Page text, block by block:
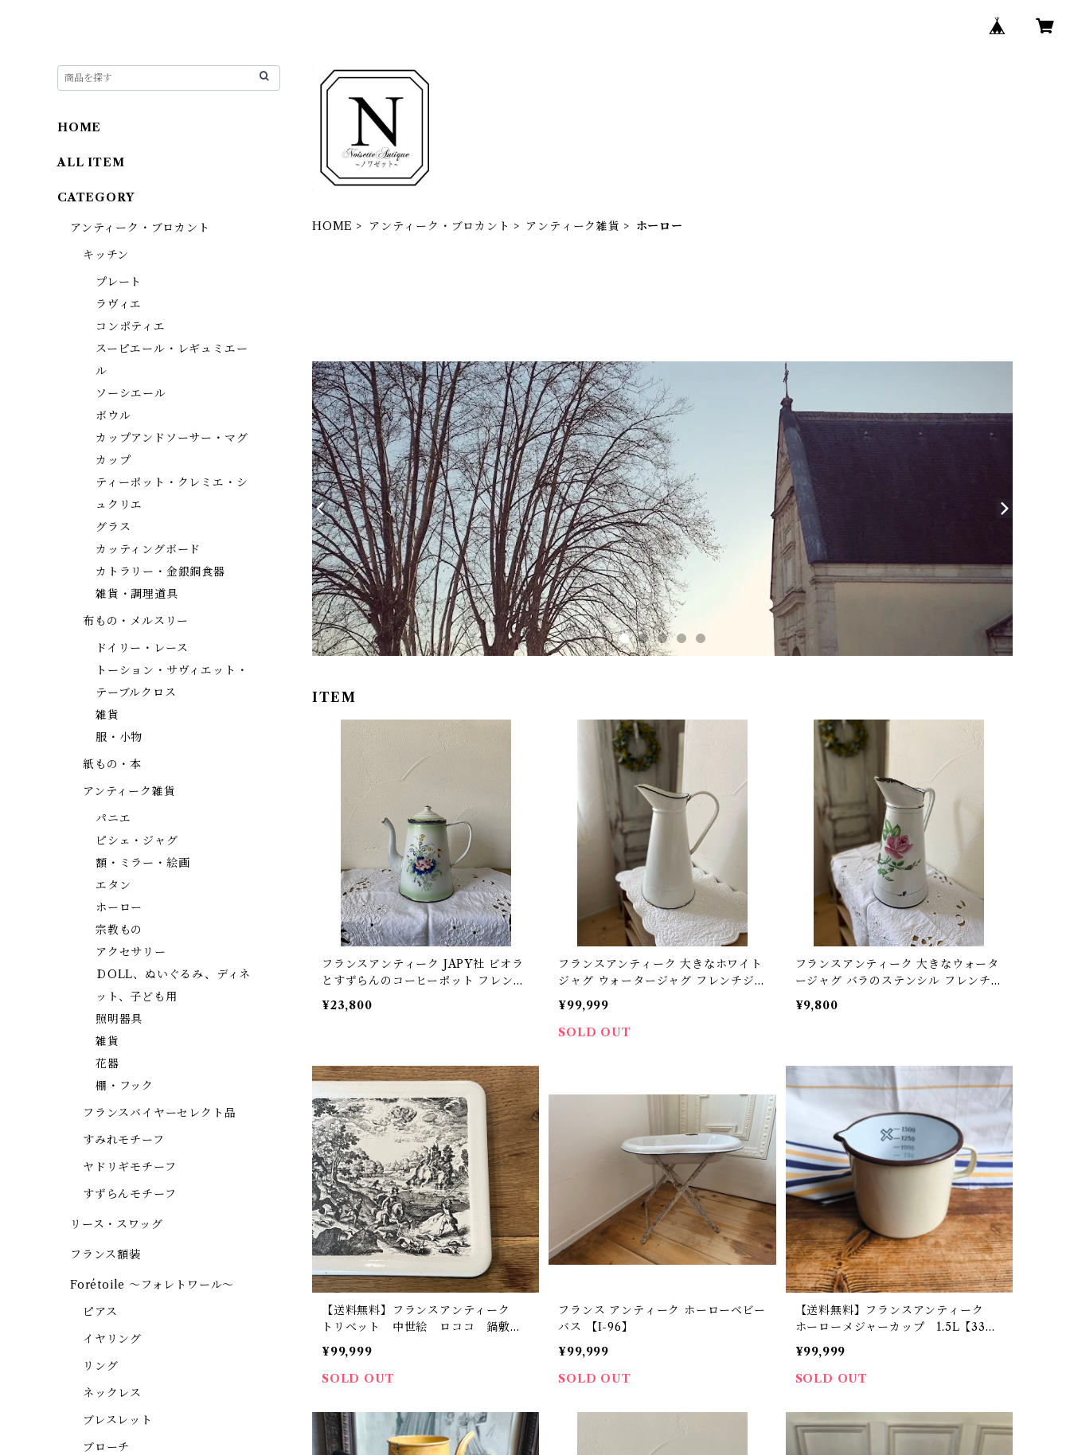
HOME アンティーク・ブロカント アンティーク雑貨 ホーロー
ITEM
フランスアンティーク JAPY社 ビオラ
とすずらんのコーヒーポット フレンチ
ジャグ【I-80】
¥23,800
フランスアンティーク 大きなホワイト
ジャグ ウォータージャグ フレンチジャ
グ【I-91】
¥99,999
SOLD OUT
フランスアンティーク 大きなウォータ
ージャグ バラのステンシル フレンチジ
ャグ フランス【I-22】
¥9,800
【送料無料】フランスアンティーク
トリベット 中世絵 ロココ 鍋敷
き トワルドジュイ フランスキッチ
ン【709】【フランスバイヤーセレク
ト品】
¥99,999
SOLD OUT
フランス アンティーク ホーローベビー
バス 【I-96】
¥99,999
SOLD OUT
【送料無料】フランスアンティーク
ホーローメジャーカップ 1.5L【33
9】【フランスバイヤーセレクト品】
¥99,999
SOLD OUT
HOME
ALL ITEM
CATEGORY
アンティーク・ブロカント
キッチン
プレート
ラヴィエ
コンポティエ
スーピエール・レギュミエー
ル
ソーシエール
ボウル
カップアンドソーサー・マグ
カップ
ティーポット・クレミエ・シ
ュクリエ
グラス
カッティングボード
カトラリー・金銀銅食器
雑貨・調理道具
布もの・メルスリー
ドイリー・レース
トーション・サヴィエット・
テーブルクロス
雑貨
服・小物
紙もの・本
アンティーク雑貨
パニエ
ピシェ・ジャグ
額・ミラー・絵画
エタン
ホーロー
宗教もの
アクセサリー
ＤOLL、ぬいぐるみ、ディネ
ット、子ども用
照明器具
雑貨
花器
棚・フック
フランスバイヤーセレクト品
すみれモチーフ
ヤドリギモチーフ
すずらんモチーフ
リース・スワッグ
フランス額装
Forétoile ～フォレトワール～
ピアス
イヤリング
リング
ネックレス
ブレスレット
ブローチ